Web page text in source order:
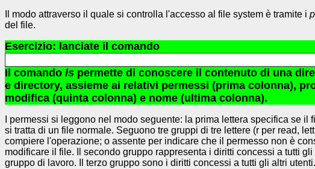
Il modo attraverso il quale si controlla l'accesso al file system è tramite i
del file.
Esercizio: lanciate il comando
Il comando ls permette di conoscere il contenuto di una
e directory, assieme ai relativi permessi (prima colonna),
modifica (quinta colonna) e nome (ultima colonna).
I permessi si leggono nel modo seguente: la prima lettera specifica se
si tratta di un file normale. Seguono tre gruppi di tre lettere (r per read,
compiere l'operazione; o assente per indicare che il permesso non è
modificare il file. Il secondo gruppo rappresenta i diritti concessi a tutti
gruppo di lavoro. Il terzo gruppo sono i diritti concessi a tutti gli altri utenti.